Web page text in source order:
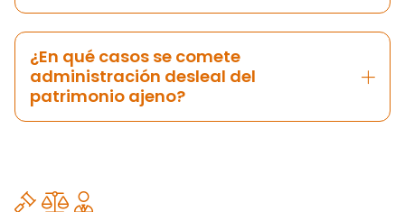
¿En qué casos se comete
administración desleal del
patrimonio ajeno?